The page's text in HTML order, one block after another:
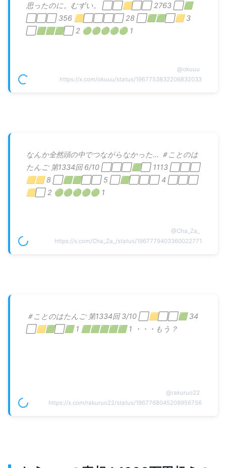
思ったのに。むずい。 ⬜⬜🟨⬜⬜ 2763 ⬜🟩
⬜⬜⬜ 356 🟨⬜⬜⬜⬜ 28 ⬜🟩🟩⬜🟨 3
⬜🟩🟩🟩⬜ 2 🟢🟢🟢🟢🟢 1
@okuuu
https://x.com/okuuu/status/1967753832206832033
なんか全然頭の中でつながらなかった… ＃ことのは
たんご 第1334回 6/10 ⬜⬜⬜🟩⬜ 1113 ⬜⬜⬜
🟨🟨 8 ⬜🟩🟩⬜⬜ 5 ⬜🟩⬜⬜⬜ 4 ⬜⬜⬜
🟨⬜ 2 🟢🟢🟢🟢🟢 1
@Cha_Za_
https://x.com/Cha_Za_/status/1967779403360022771
＃ことのはたんご 第1334回 3/10 ⬜🟨⬜⬜🟩 34
⬜🟨🟩⬜🟩 1 🟩🟩🟩🟩🟩 1 ・・・もう？
@rakuruo22
https://x.com/rakuruo22/status/1967768045209956756